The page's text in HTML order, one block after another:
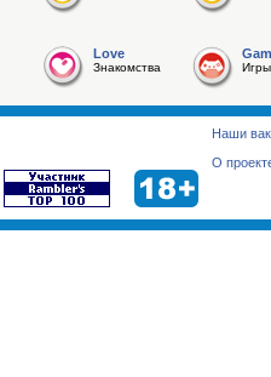
Love
Знакомства Игры
Наши
О